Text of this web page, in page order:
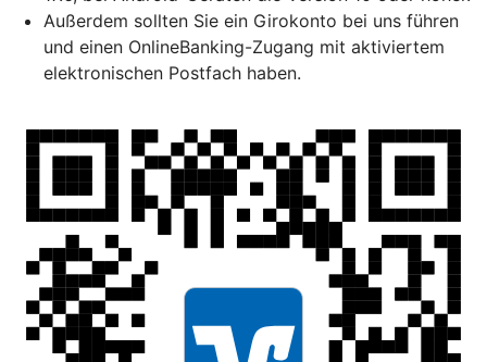
Außerdem sollten Sie ein Girokonto bei uns führen
und einen OnlineBanking-Zugang mit aktiviertem
elektronischen Postfach haben.